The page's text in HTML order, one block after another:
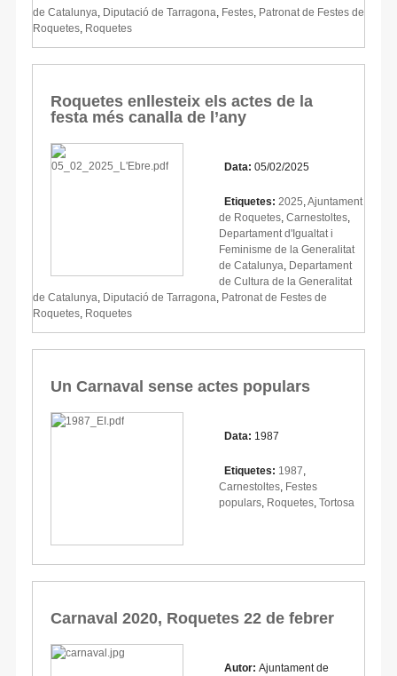
de Catalunya Diputació de Tarragona Festes Patronat de Festes de
Roquetes Roquetes
Roquetes enllesteix els actes de la
festa més canalla de l’any
Data: 05/02/2025
Etiquetes: 2025 Ajuntament
de Roquetes Carnestoltes
Departament d'Igualtat i
Feminisme de la Generalitat
de Catalunya Departament
de Cultura de la Generalitat
de Catalunya Diputació de Tarragona Patronat de Festes de
Roquetes Roquetes
Un Carnaval sense actes populars
Data: 1987
Etiquetes: 1987
Carnestoltes Festes
populars Roquetes Tortosa
Carnaval 2020, Roquetes 22 de febrer
Autor: Ajuntament de